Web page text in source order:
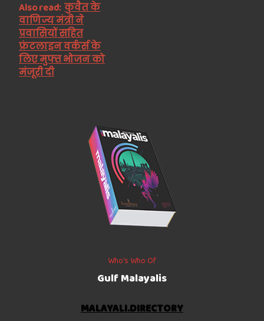
Also read: कुवैत के
वाणिज्य मंत्री ने
प्रवासियों सहित
फ्रंटलाइन वर्कर्स के
लिए मुफ्त भोजन को
मंजूरी दी
Who’s Who Of
Gulf Malayalis
MALAYALI.DIRECTORY